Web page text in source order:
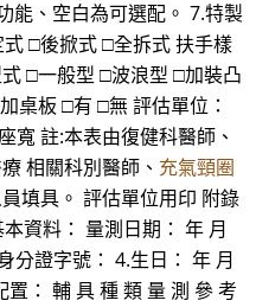
能、空白為可選配。 7.特製
□後掀式 □全拆式 扶手樣
□一般型 □波浪型 □加裝凸
桌板 □有 □無 評估單位：
寬 註:本表由復健科醫師、
相關科別醫師、 充氣頸圈
填具。 評估單位用印 附錄
資料： 量測日期： 年 月
分證字號： 4.生日： 年 月
： 輔 具 種 類 量 測 參 考